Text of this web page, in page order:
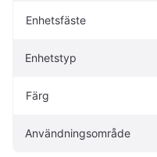
Enhetsfäste
Enhetstyp
Färg
Användningsområde